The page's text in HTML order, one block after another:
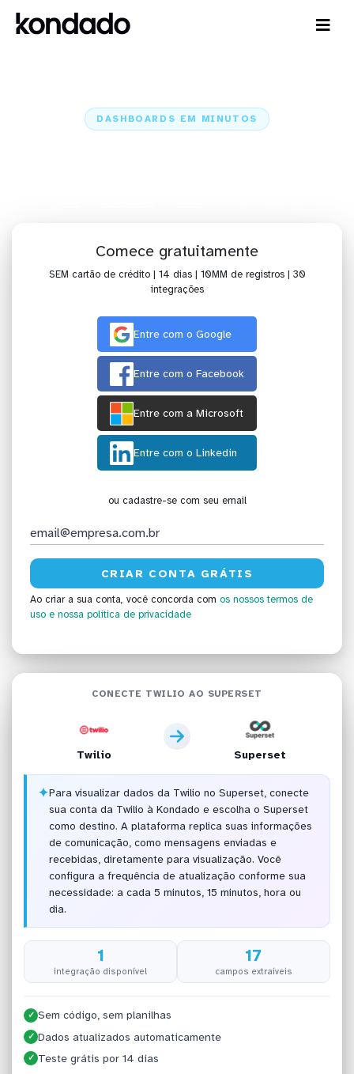
DASHBOARDS EM MINUTOS
Comece gratuitamente
SEM cartão de crédito | 14 dias | 10MM de registros | 30
integrações
Entre com o Google
Entre com o Facebook
Entre com a Microsoft
Entre com o Linkedin
ou cadastre-se com seu email
Ao criar a sua conta, você concorda com os nossos termos de
uso e nossa política de privacidade
CONECTE TWILIO AO SUPERSET
Twilio Superset
✦Para visualizar dados da Twilio no Superset, conecte
sua conta da Twilio à Kondado e escolha o Superset
como destino. A plataforma replica suas informações
de comunicação, como mensagens enviadas e
recebidas, diretamente para visualização. Você
configura a frequência de atualização conforme sua
necessidade: a cada 5 minutos, 15 minutos, hora ou
dia.
1
integração disponível
17
campos extraíveis
✓ Sem código, sem planilhas
✓ Dados atualizados automaticamente
✓ Teste grátis por 14 dias